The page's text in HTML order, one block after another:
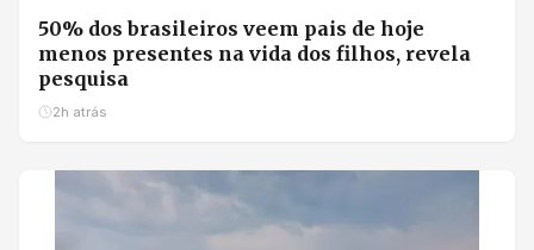
50% dos brasileiros veem pais de hoje
menos presentes na vida dos filhos, revela
pesquisa
2h atrás